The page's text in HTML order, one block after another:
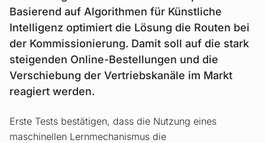
Basierend auf Algorithmen für Künstliche
Intelligenz optimiert die Lösung die Routen bei
der Kommissionierung. Damit soll auf die stark
steigenden Online-Bestellungen und die
Verschiebung der Vertriebskanäle im Markt
reagiert werden.
Erste Tests bestätigen, dass die Nutzung eines
maschinellen Lernmechanismus die